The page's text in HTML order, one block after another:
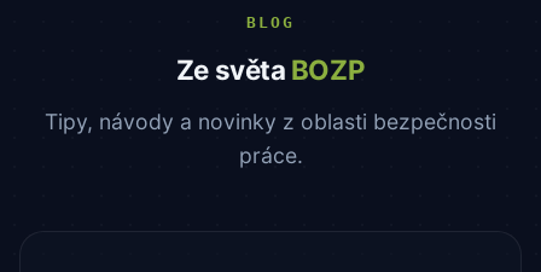
BLOG
Ze světa BOZP
Tipy, návody a novinky z oblasti bezpečnosti
práce.